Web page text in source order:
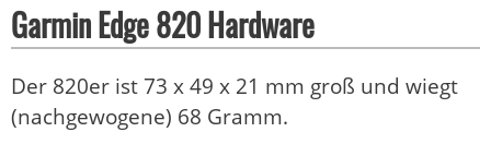
Garmin Edge 820 Hardware
Der 820er ist 73 x 49 x 21 mm groß und wiegt
(nachgewogene) 68 Gramm.